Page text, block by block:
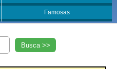
Famosas
Busca >>